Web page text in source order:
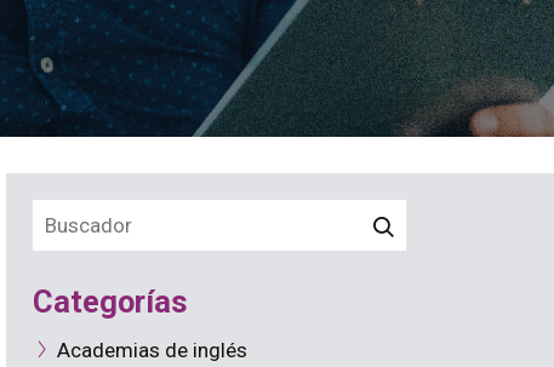
Categorías
Academias de inglés